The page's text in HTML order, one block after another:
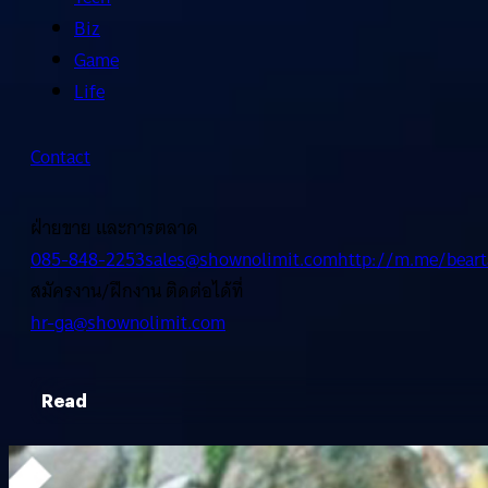
Biz
Game
Life
Contact
ฝ่ายขาย และการตลาด
085-848-2253sales@shownolimit.comhttp://m.me/
สมัครงาน/ฝึกงาน ติดต่อได้ที่
hr-ga@shownolimit.com
Read